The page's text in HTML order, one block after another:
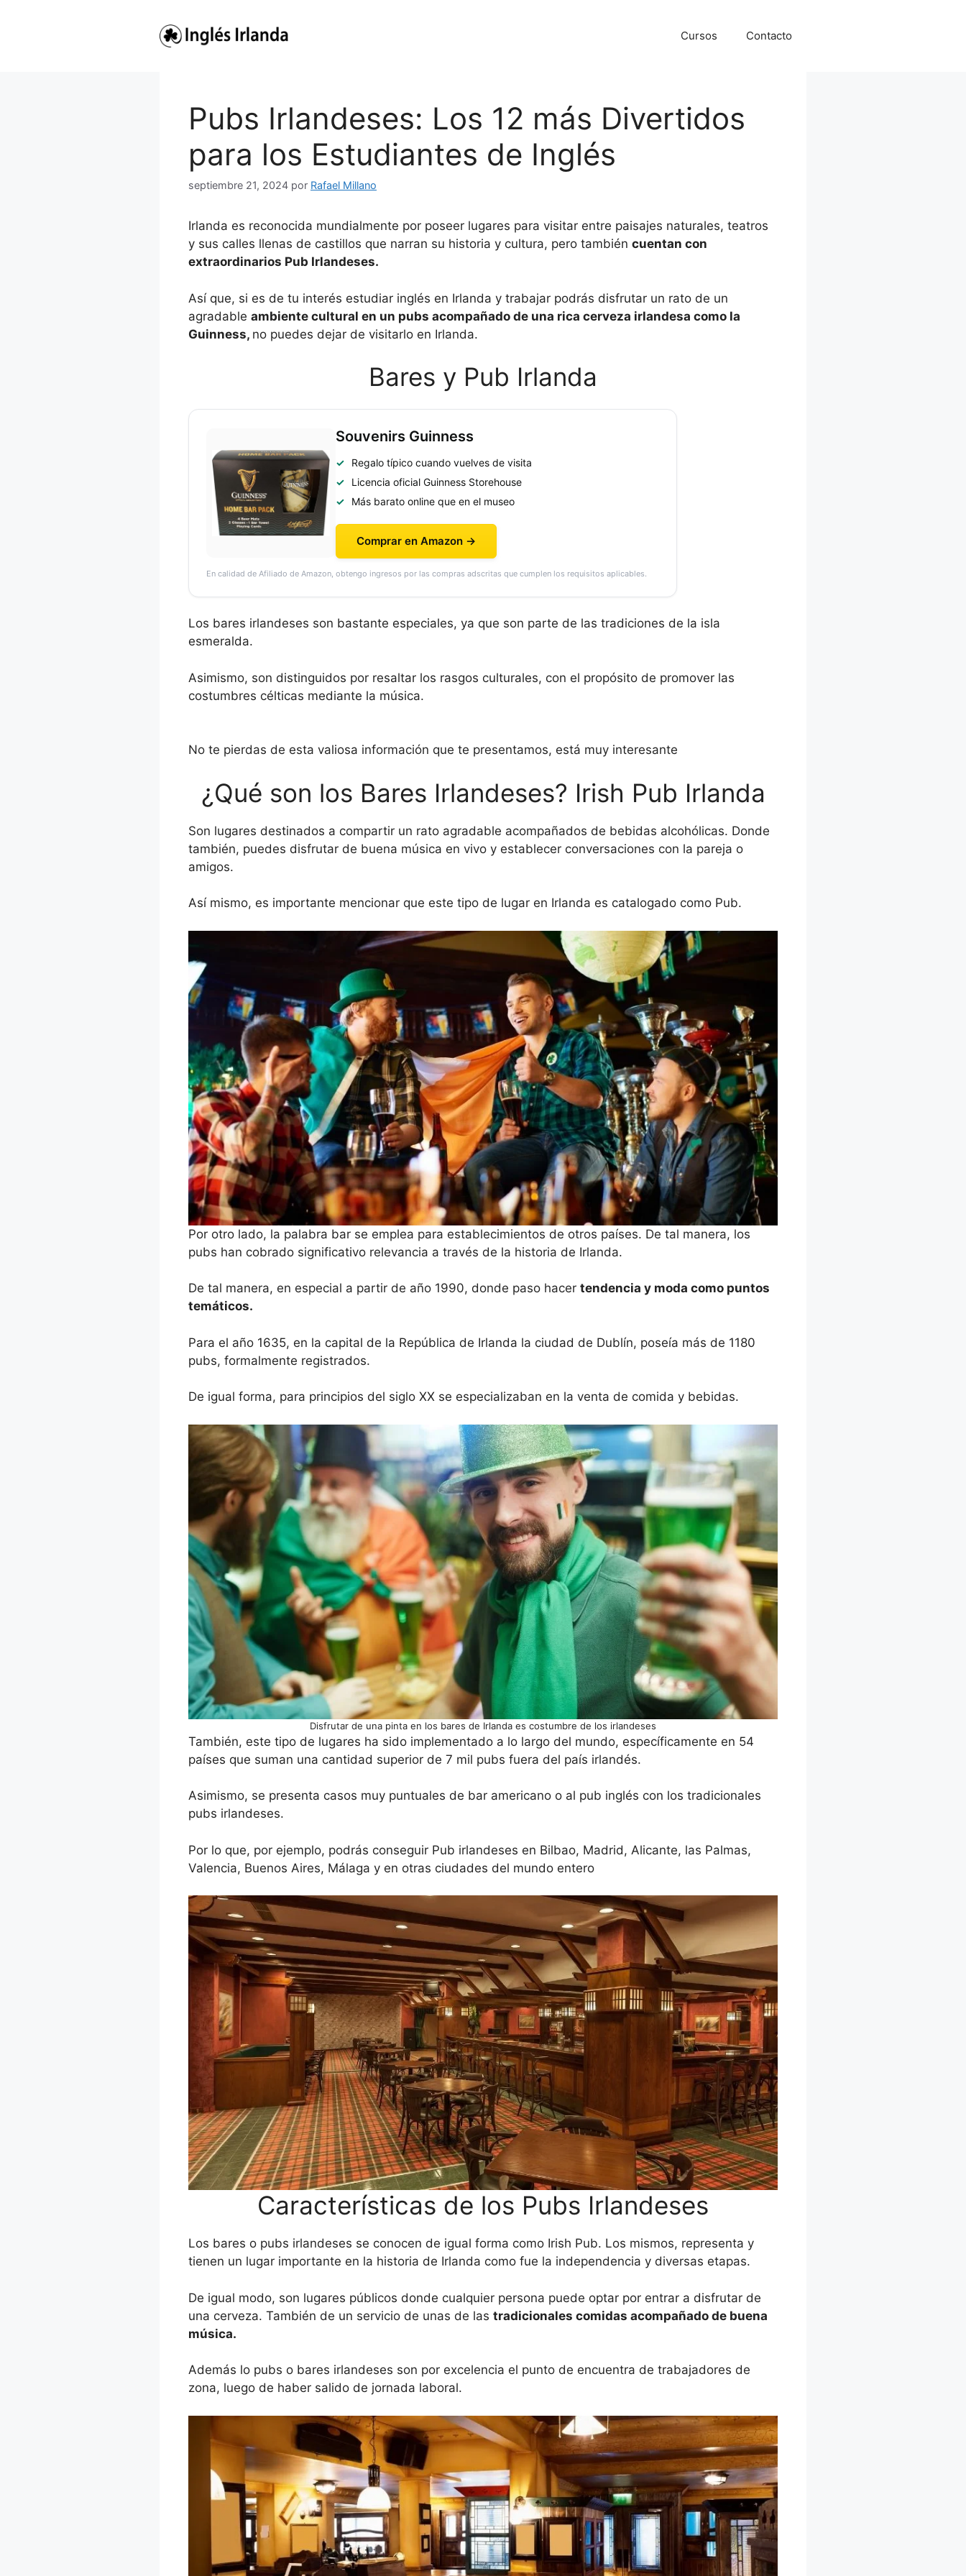
Cursos Contacto
Pubs Irlandeses: Los 12 más Divertidos
para los Estudiantes de Inglés
septiembre 21, 2024 por Rafael Millano
Irlanda es reconocida mundialmente por poseer lugares para visitar entre paisajes naturales, teatros
y sus calles llenas de castillos que narran su historia y cultura, pero también cuentan con
extraordinarios Pub Irlandeses.
Así que, si es de tu interés estudiar inglés en Irlanda y trabajar podrás disfrutar un rato de un
agradable ambiente cultural en un pubs acompañado de una rica cerveza irlandesa como la
Guinness, no puedes dejar de visitarlo en Irlanda.
Bares y Pub Irlanda
Souvenirs Guinness
Regalo típico cuando vuelves de visita
Licencia oficial Guinness Storehouse
Más barato online que en el museo
Comprar en Amazon →
En calidad de Afiliado de Amazon, obtengo ingresos por las compras adscritas que cumplen los requisitos aplicables.
Los bares irlandeses son bastante especiales, ya que son parte de las tradiciones de la isla
esmeralda.
Asimismo, son distinguidos por resaltar los rasgos culturales, con el propósito de promover las
costumbres célticas mediante la música.
No te pierdas de esta valiosa información que te presentamos, está muy interesante
¿Qué son los Bares Irlandeses? Irish Pub Irlanda
Son lugares destinados a compartir un rato agradable acompañados de bebidas alcohólicas. Donde
también, puedes disfrutar de buena música en vivo y establecer conversaciones con la pareja o
amigos.
Así mismo, es importante mencionar que este tipo de lugar en Irlanda es catalogado como Pub.
Por otro lado, la palabra bar se emplea para establecimientos de otros países. De tal manera, los
pubs han cobrado significativo relevancia a través de la historia de Irlanda.
De tal manera, en especial a partir de año 1990, donde paso hacer tendencia y moda como puntos
temáticos.
Para el año 1635, en la capital de la República de Irlanda la ciudad de Dublín, poseía más de 1180
pubs, formalmente registrados.
De igual forma, para principios del siglo XX se especializaban en la venta de comida y bebidas.
Disfrutar de una pinta en los bares de Irlanda es costumbre de los irlandeses
También, este tipo de lugares ha sido implementado a lo largo del mundo, específicamente en 54
países que suman una cantidad superior de 7 mil pubs fuera del país irlandés.
Asimismo, se presenta casos muy puntuales de bar americano o al pub inglés con los tradicionales
pubs irlandeses.
Por lo que, por ejemplo, podrás conseguir Pub irlandeses en Bilbao, Madrid, Alicante, las Palmas,
Valencia, Buenos Aires, Málaga y en otras ciudades del mundo entero
Características de los Pubs Irlandeses
Los bares o pubs irlandeses se conocen de igual forma como Irish Pub. Los mismos, representa y
tienen un lugar importante en la historia de Irlanda como fue la independencia y diversas etapas.
De igual modo, son lugares públicos donde cualquier persona puede optar por entrar a disfrutar de
una cerveza. También de un servicio de unas de las tradicionales comidas acompañado de buena
música.
Además lo pubs o bares irlandeses son por excelencia el punto de encuentra de trabajadores de
zona, luego de haber salido de jornada laboral.